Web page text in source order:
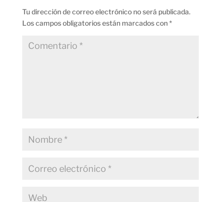
Tu dirección de correo electrónico no será publicada.
Los campos obligatorios están marcados con*